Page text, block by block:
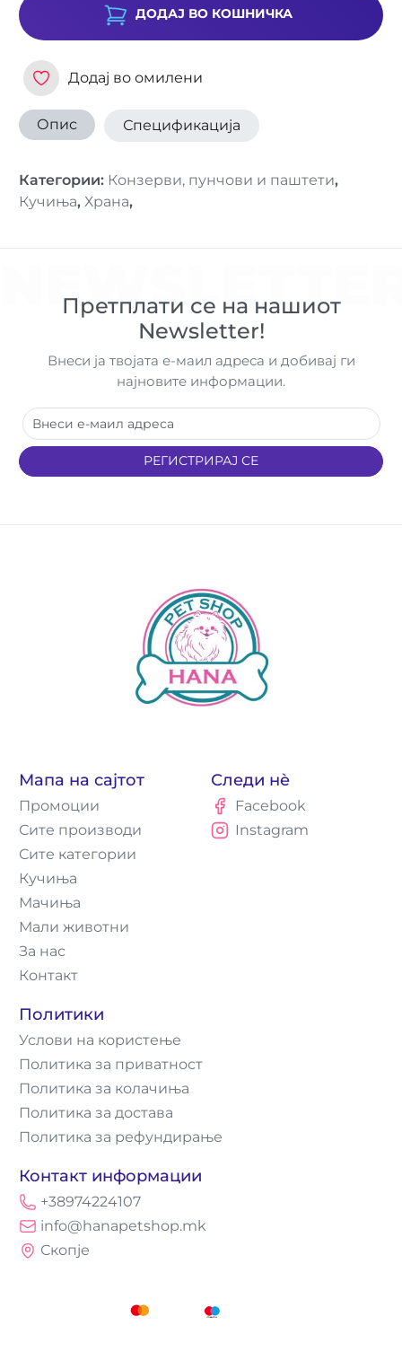
ДОДАЈ ВО КОШНИЧКА
Додај во омилени
Опис Спецификација
Категории: Конзерви, пунчови и паштети,
Кучиња, Храна,
Претплати се на нашиот
Newsletter!
Внеси ја твојата е-маил адреса и добивај ги
најновите информации.
РЕГИСТРИРАЈ СЕ
Мапа на сајтот
Промоции
Сите производи
Сите категории
Кучиња
Мачиња
Мали животни
За нас
Контакт
Политики
Услови на користење
Политика за приватност
Политика за колачиња
Политика за достава
Политика за рефундирање
Контакт информации
+38974224107
info@hanapetshop.mk
Скопје
Следи нè
Facebook
Instagram